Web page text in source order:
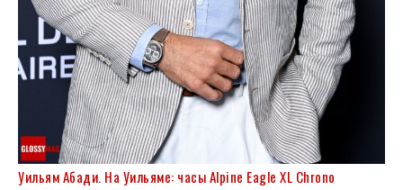
Уильям Абади. На Уильяме: часы Alpine Eagle XL Chrono